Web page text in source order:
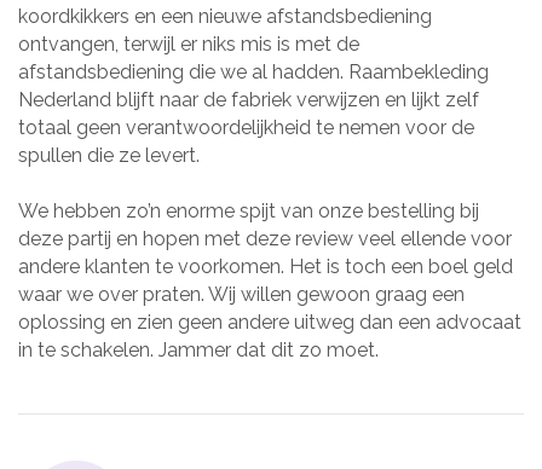
koordkikkers en een nieuwe afstandsbediening
ontvangen, terwijl er niks mis is met de
afstandsbediening die we al hadden. Raambekleding
Nederland blijft naar de fabriek verwijzen en lijkt zelf
totaal geen verantwoordelijkheid te nemen voor de
spullen die ze levert.
We hebben zo’n enorme spijt van onze bestelling bij
deze partij en hopen met deze review veel ellende voor
andere klanten te voorkomen. Het is toch een boel geld
waar we over praten. Wij willen gewoon graag een
oplossing en zien geen andere uitweg dan een advocaat
in te schakelen. Jammer dat dit zo moet.